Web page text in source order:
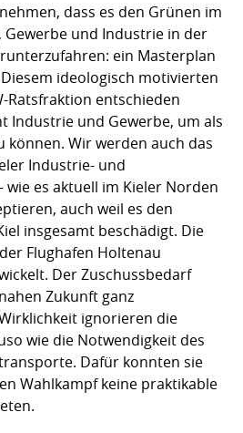
dass es den Grünen im
Gewerbe und Industrie in der
ein Masterplan
ideologisch motivierten
Ratsfraktion entschieden
Industrie und Gewerbe, um als
können. Wir werden auch das
Industrie- und
es aktuell im Kieler Norden
auch weil es den
insgesamt beschädigt. Die
Flughafen Holtenau
Der Zuschussbedarf
Zukunft ganz
ignorieren die
wie die Notwendigkeit des
Dafür konnten sie
Wahlkampf keine praktikable